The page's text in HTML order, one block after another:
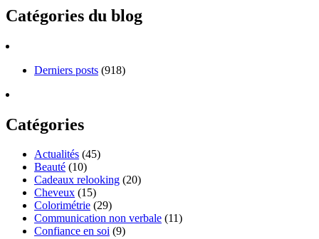
Catégories du blog
Derniers posts (918)
Catégories
Actualités (45)
Beauté (10)
Cadeaux relooking (20)
Cheveux (15)
Colorimétrie (29)
Communication non verbale (11)
Confiance en soi (9)